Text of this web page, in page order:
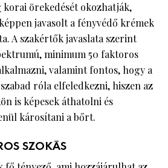
korai örekedését okozhatják,
javasolt a fényvédő krémek
A szakértők javaslata szerint
minimum 50 faktoros
valamint fontos, hogy a
róla elfeledkezni, hiszen az
is képesek áthatolni és
károsítani a bőrt.
SZOKÁS